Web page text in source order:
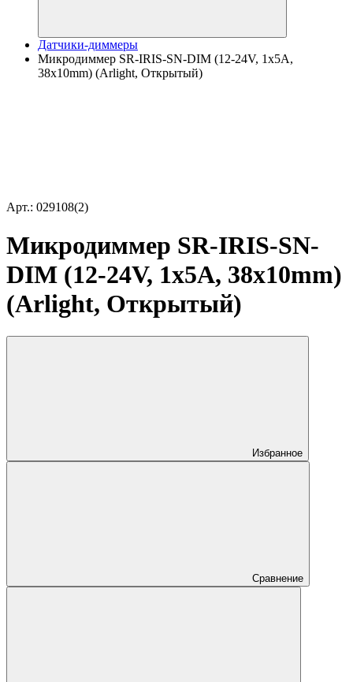
Датчики-диммеры
Микродиммер SR-IRIS-SN-DIM (12-24V, 1x5A,
38x10mm) (Arlight, Открытый)
Арт.: 029108(2)
Микродиммер SR-IRIS-SN-
DIM (12-24V, 1x5A, 38x10mm)
(Arlight, Открытый)
Избранное
Сравнение